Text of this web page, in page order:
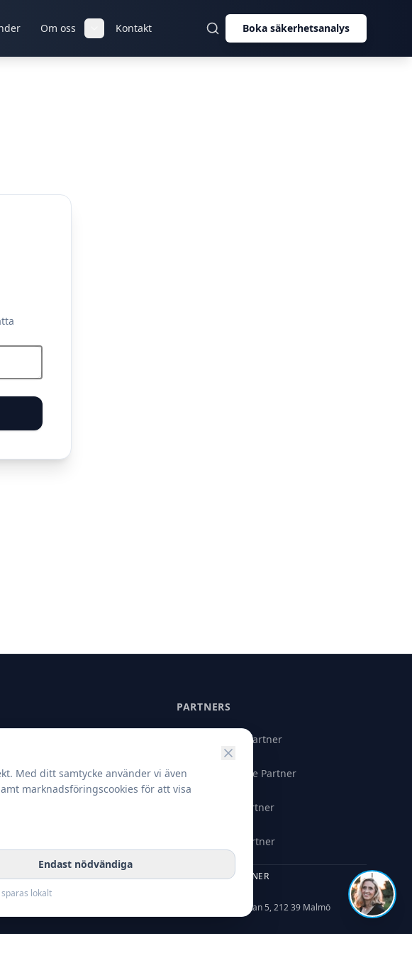
Om oss Kontakt Boka säkerhetsanalys
→
PARTNERS
Microsoft Partner
S SentinelOne Partner
Fortinet Partner
ZeroSSL Partner
SAMARBETSPARTNER
Höjdrodergatan 5, 212 39 Malmö
Med ditt samtycke använder vi även
marknadsföringscookies för att visa
Endast nödvändiga
sparas lokalt